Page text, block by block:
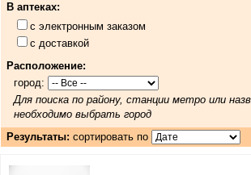
В аптеках:
с электронным заказом
с доставкой
Расположение:
город:
Для поиска по району, станции метро или
необходимо выбрать город
Результаты: сортировать по